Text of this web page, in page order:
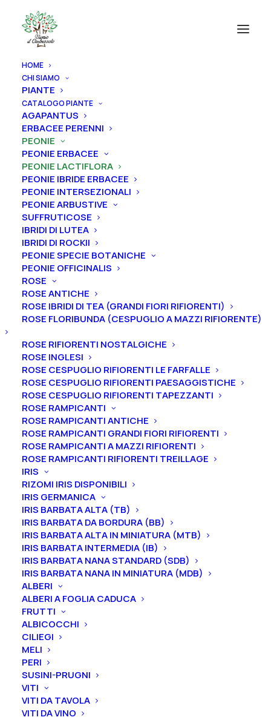
HOME
CHI SIAMO
PIANTE
CATALOGO PIANTE
AGAPANTUS
ERBACEE PERENNI
PEONIE
PEONIE ERBACEE
PEONIE LACTIFLORA
PEONIE IBRIDE ERBACEE
PEONIE INTERSEZIONALI
PEONIE ARBUSTIVE
SUFFRUTICOSE
IBRIDI DI LUTEA
IBRIDI DI ROCKII
PEONIE SPECIE BOTANICHE
PEONIE OFFICINALIS
ROSE
ROSE ANTICHE
ROSE IBRIDI DI TEA (GRANDI FIORI RIFIORENTI)
ROSE FLORIBUNDA (CESPUGLIO A MAZZI RIFIORENTE)
ROSE RIFIORENTI NOSTALGICHE
ROSE INGLESI
ROSE CESPUGLIO RIFIORENTI LE FARFALLE
ROSE CESPUGLIO RIFIORENTI PAESAGGISTICHE
ROSE CESPUGLIO RIFIORENTI TAPEZZANTI
ROSE RAMPICANTI
ROSE RAMPICANTI ANTICHE
ROSE RAMPICANTI GRANDI FIORI RIFIORENTI
ROSE RAMPICANTI A MAZZI RIFIORENTI
ROSE RAMPICANTI RIFIORENTI TREILLAGE
IRIS
RIZOMI IRIS DISPONIBILI
IRIS GERMANICA
IRIS BARBATA ALTA (TB)
IRIS BARBATA DA BORDURA (BB)
IRIS BARBATA ALTA IN MINIATURA (MTB)
IRIS BARBATA INTERMEDIA (IB)
IRIS BARBATA NANA STANDARD (SDB)
IRIS BARBATA NANA IN MINIATURA (MDB)
ALBERI
ALBERI A FOGLIA CADUCA
FRUTTI
ALBICOCCHI
CILIEGI
MELI
PERI
SUSINI-PRUGNI
VITI
VITI DA TAVOLA
VITI DA VINO
Home Peonie
Peonie lactiflora
Peonia lactiflora “Le Cygne”
Peonia lactiflora “Le
Cygne”
30,00€
La peonia lactiflora “Le Cygne” ha un fiore molto
grande e doppio di color avorio tendente al bianco.
profumo è leggeroe lafioritura è intermedia.
Ti ricordiamo che le nostre peonie vengono
vendute in vaso, con un apparato radicale ben
affrancato e differente in base alla dimensione della
pianta.
2-3 gemme equivale ad un vaso 16/18/20 cm
3-5 gemme equivale ad un vaso 22/24/26 cm
Gemme
Peonia
lactiflora
"Le
Cygne"
quantità
Ordina subito questo prodotto!
Puoi acquistare ora questo prodotto contattandoci e
indicando la dimensione del vaso desiderata e la
quantità